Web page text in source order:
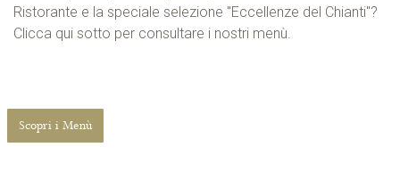
Ristorante e la speciale selezione "Eccellenze del Chianti"?
Clicca qui sotto per consultare i nostri menù.
Scopri i Menù